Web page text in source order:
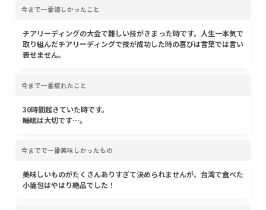
今まで一番嬉しかったこと
チアリーディングの大会で難しい技がきまった時です。人生一本気で
取り組んだチアリーディングで技が成功した時の喜びは言葉では言い
表せません。
今まで一番疲れたこと
30時間起きていた時です。
睡眠は大切です…。
今までで一番美味しかったもの
美味しいものがたくさんありすぎて決められませんが、台湾で食べた
小籠包はやはり絶品でした！